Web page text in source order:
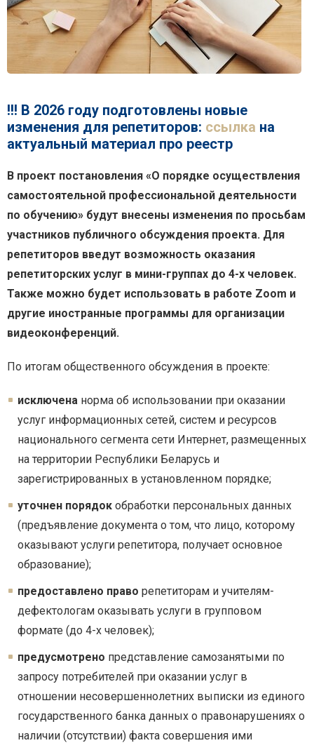
!!! В 2026 году подготовлены новые
изменения для репетиторов: ссылка на
актуальный материал про реестр
В проект постановления «О порядке осуществления
самостоятельной профессиональной деятельности
по обучению» будут внесены изменения по просьбам
участников публичного обсуждения проекта. Для
репетиторов введут возможность оказания
репетиторских услуг в мини-группах до 4-х человек.
Также можно будет использовать в работе Zoom и
другие иностранные программы для организации
видеоконференций.
По итогам общественного обсуждения в проекте:
исключена норма об использовании при оказании
услуг информационных сетей, систем и ресурсов
национального сегмента сети Интернет, размещенных
на территории Республики Беларусь и
зарегистрированных в установленном порядке;
уточнен порядок обработки персональных данных
(предъявление документа о том, что лицо, которому
оказывают услуги репетитора, получает основное
образование);
предоставлено право репетиторам и учителям-
дефектологам оказывать услуги в групповом
формате (до 4-х человек);
предусмотрено представление самозанятыми по
запросу потребителей при оказании услуг в
отношении несовершеннолетних выписки из единого
государственного банка данных о правонарушениях о
наличии (отсутствии) факта совершения ими